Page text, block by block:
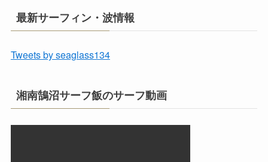
最新サーフィン・波情報
Tweets by seaglass134
湘南鵠沼サーフ飯のサーフ動画